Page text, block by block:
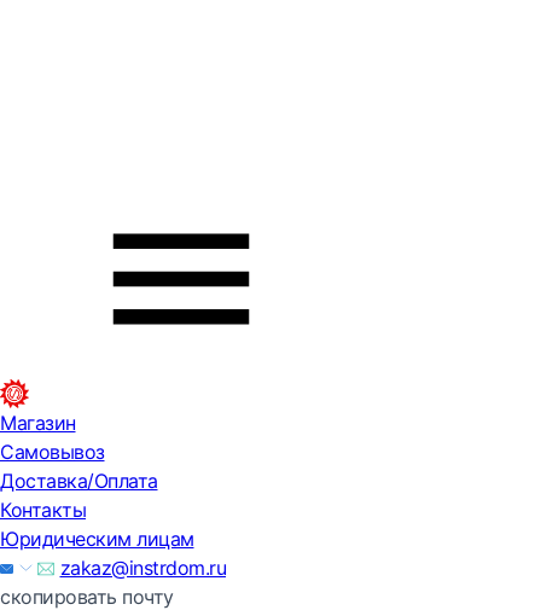
Магазин
Самовывоз
Доставка/Оплата
Контакты
Юридическим лицам
zakaz@instrdom.ru
скопировать почту